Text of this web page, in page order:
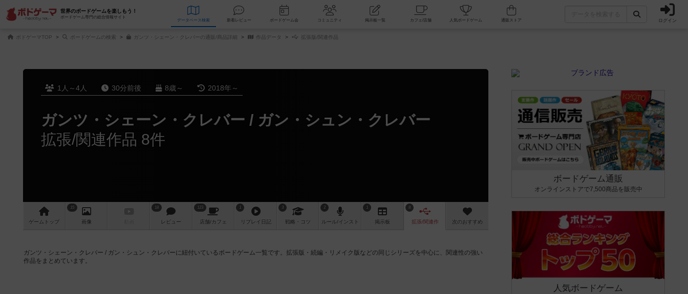
世界のボードゲームを楽しもう！
ボードゲーム専門の総合情報サイト
データベース 検索 新着レビュー ボードゲーム会 コミュニティ 掲示板一覧 カフェ/店舗 人気ボードゲーム ログイン
ボドゲーマTOP ボードゲームの検索 ガンツ・シェーン・クレバーの通販/商品詳細 作品データ 拡張版/関連作品
1人～4人 30分前後 8歳～ 2018年～
ガンツ・シェーン・クレバー / ガン・シュン・クレバー
拡張/関連作品 8件
ゲーム トップ
15
画像
18
レビュー
123
店舗/カフェ
1
リプレイ 日記
3
戦略 ・コツ
2
ルール/インスト
1
掲示板
8
拡張/関連作 次のおすすめ
ガンツ・シェーン・クレバー / ガン・シュン・クレバーに紐付いているボードゲーム一覧です。拡張版・続編・リメイク版などの同じシリーズを中心に、関連性の強い
作品をまとめています。
ボードゲーム通販
オンラインストアで7,500商品を販売中
人気ボードゲーム